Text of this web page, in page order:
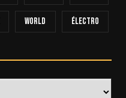
World Électro